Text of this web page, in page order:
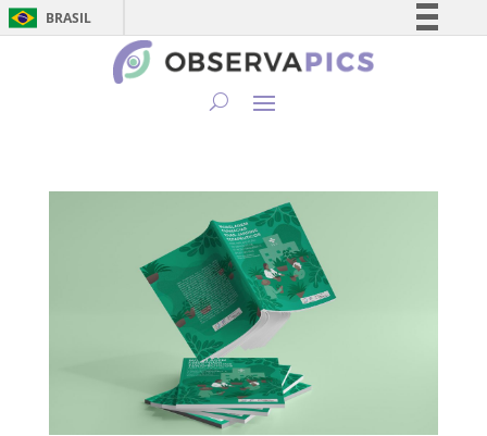
BRASIL
Simplifique!